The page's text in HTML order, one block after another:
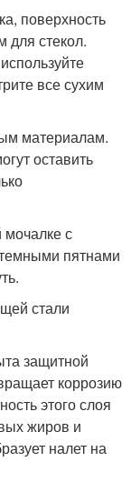
поверхность
для стекол.
все сухим
материалам.
оставить
мочалке с
пятнами
стали
защитной
коррозию
этого слоя
жиров и
налет на